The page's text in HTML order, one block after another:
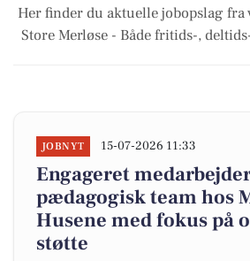
Her finder du aktuelle jobopslag fra
Store Merløse - Både fritids-,
JOBNYT 15-07-2026 11:33
Engageret
pædagogisk team hos
Husene med fokus på
støtte